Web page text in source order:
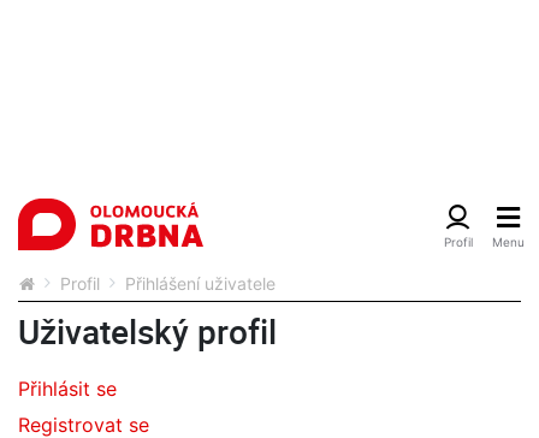
Profil Přihlášení uživatele
Uživatelský profil
Přihlásit se
Registrovat se